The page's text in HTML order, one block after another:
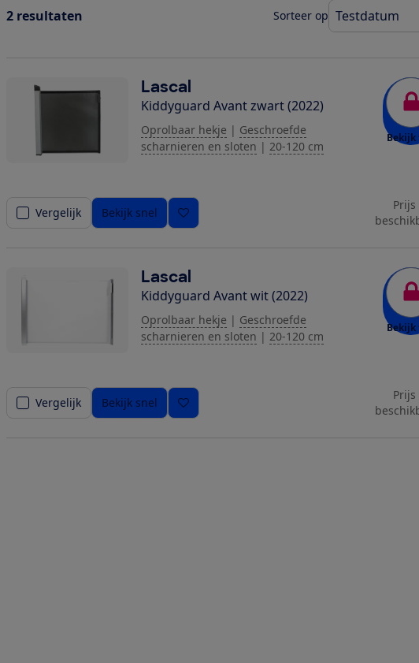
2 resultaten Sorteer op
Lascal
Kiddyguard Avant zwart (2022)
Oprolbaar hekje | Geschroefde
scharnieren en sloten | 20-120 cm
Bekijk
Vergelijk Bekijk snel
Lascal
Kiddyguard Avant wit (2022)
Oprolbaar hekje | Geschroefde
scharnieren en sloten | 20-120 cm
Bekijk
Vergelijk Bekijk snel